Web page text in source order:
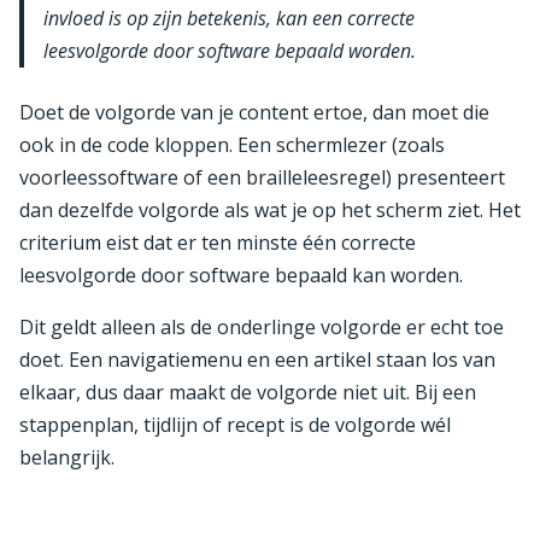
invloed is op zijn betekenis, kan een correcte
leesvolgorde door software bepaald worden.
Doet de volgorde van je content ertoe, dan moet die
ook in de code kloppen. Een schermlezer (zoals
voorleessoftware of een brailleleesregel) presenteert
dan dezelfde volgorde als wat je op het scherm ziet. Het
criterium eist dat er ten minste één correcte
leesvolgorde door software bepaald kan worden.
Dit geldt alleen als de onderlinge volgorde er echt toe
doet. Een navigatiemenu en een artikel staan los van
elkaar, dus daar maakt de volgorde niet uit. Bij een
stappenplan, tijdlijn of recept is de volgorde wél
belangrijk.